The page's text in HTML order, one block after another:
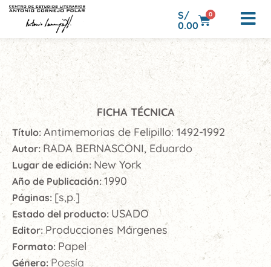
S/
0.00
0
FICHA TÉCNICA
Título: Antimemorias de Felipillo: 1492-1992
Autor: RADA BERNASCONI, Eduardo
Lugar de edición: New York
Año de Publicación:1990
Páginas: [s,p.]
Estado del producto: USADO
Editor:Producciones Márgenes
Formato: Papel
Género:Poesía